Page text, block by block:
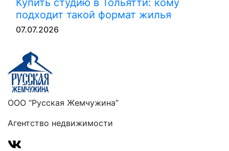
Купить студию в Тольятти: кому
подходит такой формат жилья
07.07.2026
ООО “Русская Жемчужина”
Агентство недвижимости